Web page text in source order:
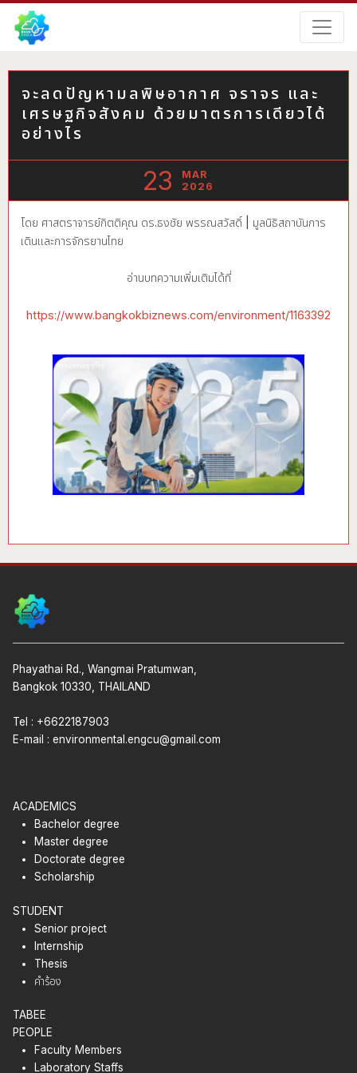
จะลดปัญหามลพิษอากาศ จราจร และ
เศรษฐกิจสังคม ด้วยมาตรการเดียวได้
อย่างไร
23
MAR
2026
โดย ศาสตราจารย์กิตติคุณ ดร.ธงชัย พรรณสวัสดิ์ | มูลนิธิสถาบันการ
เดินและการจักรยานไทย
อ่านบทความเพิ่มเติมได้ที่
https://www.bangkokbiznews.com/environment/1163392
Phayathai Rd., Wangmai Pratumwan,
Bangkok 10330, THAILAND
Tel : +6622187903
E-mail : environmental.engcu@gmail.com
ACADEMICS
Bachelor degree
Master degree
Doctorate degree
Scholarship
STUDENT
Senior project
Internship
Thesis
คำร้อง
TABEE
PEOPLE
Faculty Members
Laboratory Staffs